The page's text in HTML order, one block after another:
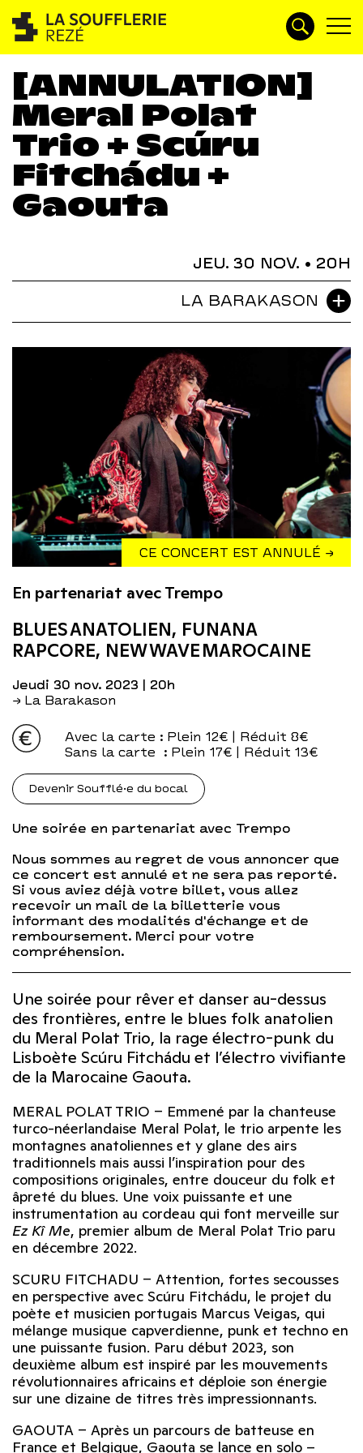
[ANNULATION]
Meral Polat
Trio + Scúru
Fitchádu +
Gaouta
JEU. 30 NOV. • 20H
LA BARAKASON
CE CONCERT EST ANNULÉ →
En partenariat avec Trempo
BLUES ANATOLIEN, FUNANA
RAPCORE, NEW WAVE MAROCAINE
jeudi 30 nov. 2023 | 20h
→ La Barakason
Avec la carte : Plein 12€ | Réduit 8€
Sans la carte
: Plein 17€ | Réduit 13€
Devenir Soufflé·e du bocal
Une soirée en partenariat avec Trempo
Nous sommes au regret de vous annoncer que
ce concert est annulé et ne sera pas reporté.
Si vous aviez déjà votre billet, vous allez
recevoir un mail de la billetterie vous
informant des modalités d'échange et de
remboursement. Merci pour votre
compréhension.
Une soirée pour rêver et danser au-dessus
des frontières, entre le blues folk anatolien
du Meral Polat Trio, la rage électro-punk du
Lisboète Scúru Fitchádu et l’électro vivifiante
de la Marocaine Gaouta.
MERAL POLAT TRIO – Emmené par la chanteuse
turco-néerlandaise Meral Polat, le trio arpente les
montagnes anatoliennes et y glane des airs
traditionnels mais aussi l’inspiration pour des
compositions originales, entre douceur du folk et
âpreté du blues. Une voix puissante et une
instrumentation au cordeau qui font merveille sur
Ez Kî Me, premier album de Meral Polat Trio paru
en décembre 2022.
SCURU FITCHADU – Attention, fortes secousses
en perspective avec Scúru Fitchádu, le projet du
poète et musicien portugais Marcus Veigas, qui
mélange musique capverdienne, punk et techno en
une puissante fusion. Paru début 2023, son
deuxième album est inspiré par les mouvements
révolutionnaires africains et déploie son énergie
sur une dizaine de titres très impressionnants.
GAOUTA – Après un parcours de batteuse en
France et Belgique, Gaouta se lance en solo –